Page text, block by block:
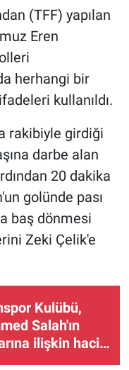
(TFF) yapılan
Eren
herhangi bir
kullanıldı.
rakibiyle girdiği
darbe alan
20 dakika
golünde pası
baş dönmesi
Zeki Çelik'e
Kulübü,
Salah'ın
ilişkin haciz
yalanladı